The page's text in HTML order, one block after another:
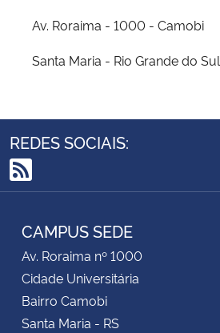
Av. Roraima - 1000 - Camobi
Santa Maria - Rio Grande do Sul
REDES SOCIAIS:
RSS
CAMPUS SEDE
Av. Roraima nº 1000
Cidade Universitária
Bairro Camobi
Santa Maria - RS